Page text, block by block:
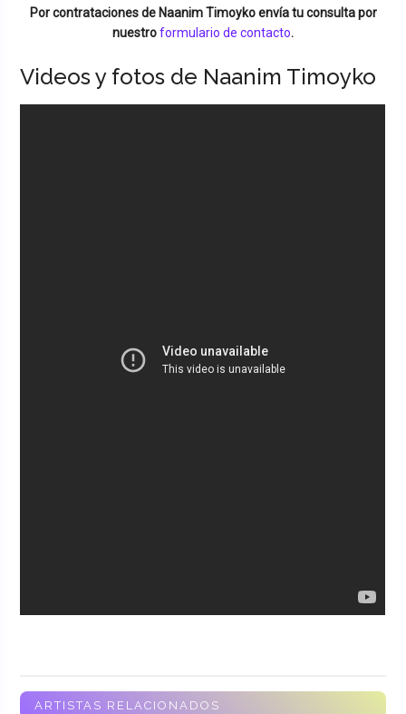
Por contrataciones de Naanim Timoykoenvía tu consulta por
nuestroformulario de contacto.
Videos y fotos de Naanim Timoyko
ARTISTAS RELACIONADOS